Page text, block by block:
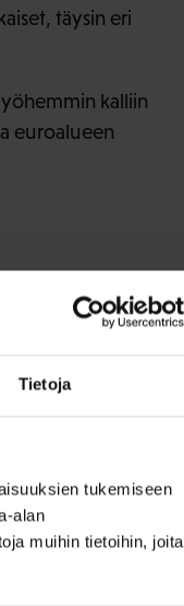
Tietoja
tukemiseen
alan
muihin tietoihin, joita
täysin eri
kalliin
euroalueen